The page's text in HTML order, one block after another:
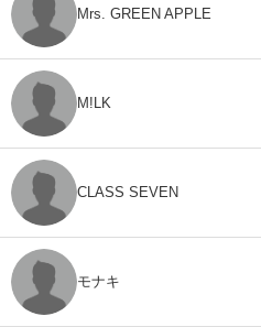
Mrs. GREEN APPLE
M!LK
CLASS SEVEN
モナキ